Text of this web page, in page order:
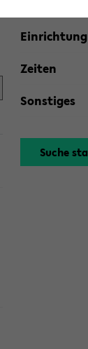
Einrichtung
Zeiten
Sonstiges